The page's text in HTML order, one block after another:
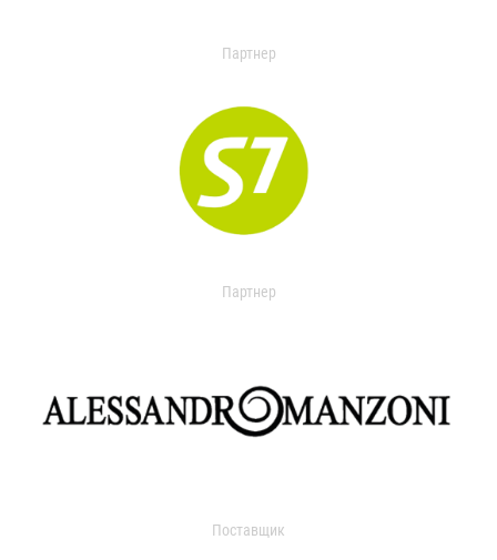
Партнер
Партнер
Поставщик